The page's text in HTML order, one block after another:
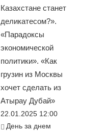
Казахстане станет
деликатесом?».
«Парадоксы
экономической
политики». «Как
грузин из Москвы
хочет сделать из
Атырау Дубай»
22.01.2025 12:00
День за днем